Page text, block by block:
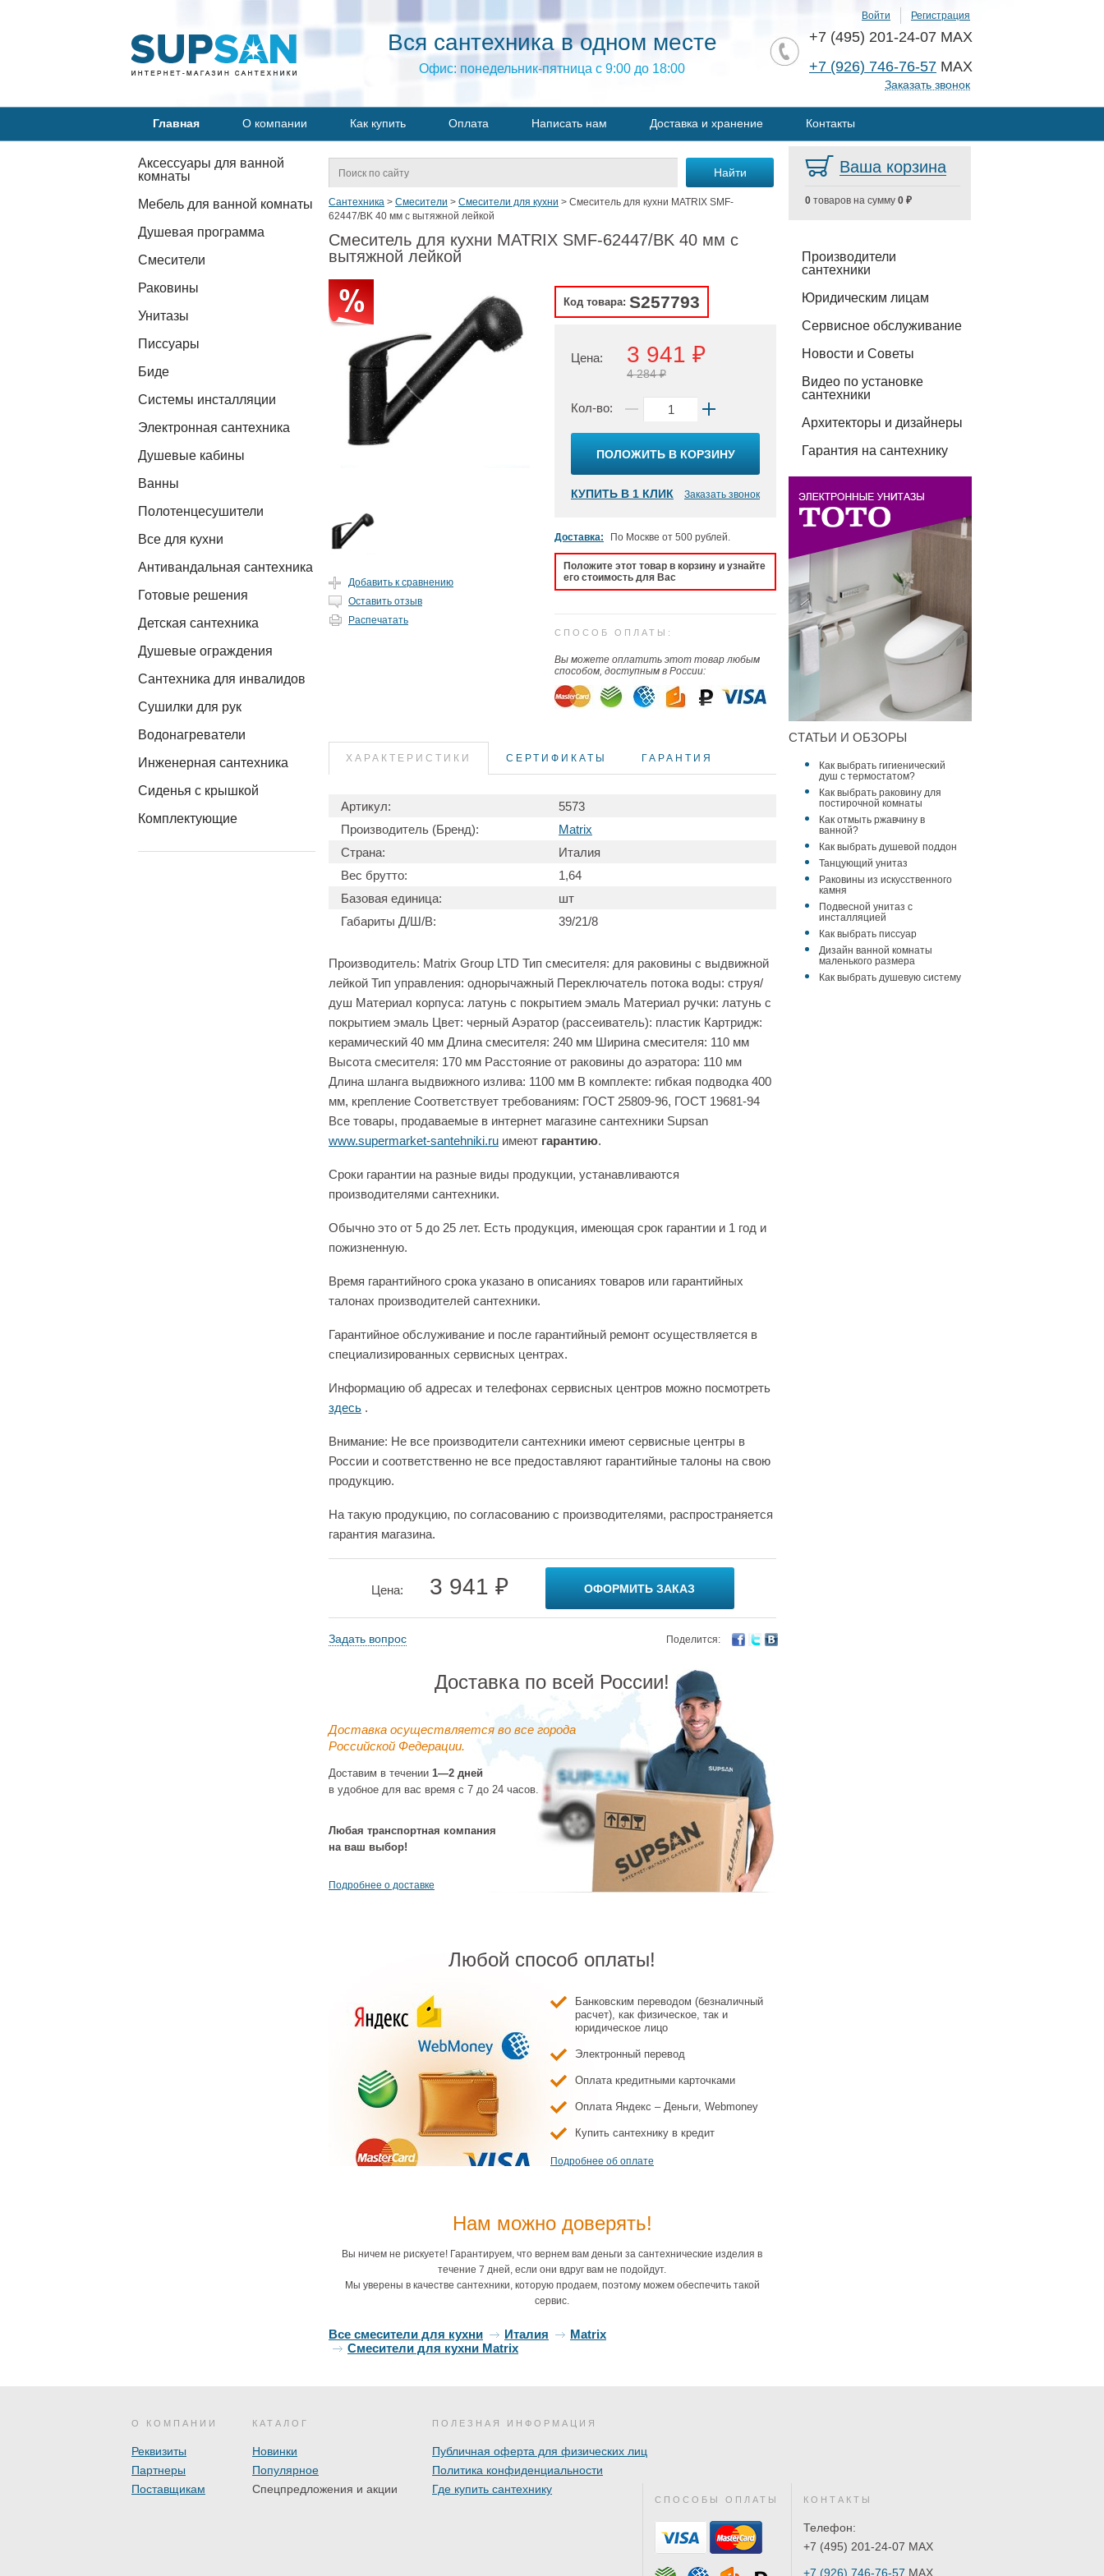
Вся сантехника в одном месте
Офис: понедельник-пятница с 9:00 до 18:00
Войти Регистрация
+7 (495) 201-24-07 MAX
+7 (926) 746-76-57 MAX
Заказать звонок
Главная О компании Как купить Оплата Написать нам Доставка и хранение Контакты
Аксессуары для ванной
комнаты
Мебель для ванной комнаты
Душевая программа
Смесители
Раковины
Унитазы
Писсуары
Биде
Системы инсталляции
Электронная сантехника
Душевые кабины
Ванны
Полотенцесушители
Все для кухни
Антивандальная сантехника
Готовые решения
Детская сантехника
Душевые ограждения
Сантехника для инвалидов
Сушилки для рук
Водонагреватели
Инженерная сантехника
Сиденья с крышкой
Комплектующие
Сантехника > Смесители > Смесители для кухни > Смеситель для кухни MATRIX SMF-
62447/BK 40 мм с вытяжной лейкой
Смеситель для кухни MATRIX SMF-62447/BK 40 мм с
вытяжной лейкой
Добавить к сравнению
Оставить отзыв
Распечатать
Код товара: S257793
Цена: 3 941 ₽
4 284 ₽
Кол-во:
ПОЛОЖИТЬ В КОРЗИНУ
КУПИТЬ В 1 КЛИК Заказать звонок
Доставка: По Москве от 500 рублей.
Положите этот товар в корзину и узнайте
его стоимость для Вас
СПОСОБ ОПЛАТЫ:
Вы можете оплатить этот товар любым
способом, доступным в России:
ХАРАКТЕРИСТИКИ СЕРТИФИКАТЫ ГАРАНТИЯ
Артикул:
5573
Производитель (Бренд):
Matrix
Страна:
Италия
Вес брутто:
1,64
Базовая единица:
шт
Габариты Д/Ш/В:
39/21/8
Производитель: Matrix Group LTD Тип смесителя: для раковины с выдвижной
лейкой Тип управления: однорычажный Переключатель потока воды: струя/
душ Материал корпуса: латунь с покрытием эмаль Материал ручки: латунь с
покрытием эмаль Цвет: черный Аэратор (рассеиватель): пластик Картридж:
керамический 40 мм Длина смесителя: 240 мм Ширина смесителя: 110 мм
Высота смесителя: 170 мм Расстояние от раковины до аэратора: 110 мм
Длина шланга выдвижного излива: 1100 мм В комплекте: гибкая подводка 400
мм, крепление Соответствует требованиям: ГОСТ 25809-96, ГОСТ 19681-94
Все товары, продаваемые в интернет магазине сантехники Supsan
www.supermarket-santehniki.ru имеют гарантию.
Сроки гарантии на разные виды продукции, устанавливаются
производителями сантехники.
Обычно это от 5 до 25 лет. Есть продукция, имеющая срок гарантии и 1 год и
пожизненную.
Время гарантийного срока указано в описаниях товаров или гарантийных
талонах производителей сантехники.
Гарантийное обслуживание и после гарантийный ремонт осуществляется в
специализированных сервисных центрах.
Информацию об адресах и телефонах сервисных центров можно посмотреть
здесь .
Внимание: Не все производители сантехники имеют сервисные центры в
России и соответственно не все предоставляют гарантийные талоны на свою
продукцию.
На такую продукцию, по согласованию с производителями, распространяется
гарантия магазина.
Цена: 3 941 ₽ ОФОРМИТЬ ЗАКАЗ
Задать вопрос Поделится:
Доставка по всей России!
Доставка осуществляется во все города
Российской Федерации.
Доставим в течении 1—2 дней
в удобное для вас время с 7 до 24 часов.
Любая транспортная компания
на ваш выбор!
Подробнее о доставке
Любой способ оплаты!
Банковским переводом (безналичный
расчет), как физическое, так и
юридическое лицо
Электронный перевод
Оплата кредитными карточками
Оплата Яндекс – Деньги, Webmoney
Купить сантехнику в кредит
Подробнее об оплате
Нам можно доверять!
Вы ничем не рискуете! Гарантируем, что вернем вам деньги за сантехнические изделия в
течение 7 дней, если они вдруг вам не подойдут.
Мы уверены в качестве сантехники, которую продаем, поэтому можем обеспечить такой
сервис.
Все смесители для кухни Италия
Matrix
Смесители для кухни Matrix
Ваша корзина
0 товаров на сумму 0 ₽
Производители
сантехники
Юридическим лицам
Сервисное обслуживание
Новости и Советы
Видео по установке
сантехники
Архитекторы и дизайнеры
Гарантия на сантехнику
СТАТЬИ И ОБЗОРЫ
Как выбрать гигиенический
душ с термостатом?
Как выбрать раковину для
постирочной комнаты
Как отмыть ржавчину в
ванной?
Как выбрать душевой поддон
Танцующий унитаз
Раковины из искусственного
камня
Подвесной унитаз с
инсталляцией
Как выбрать писсуар
Дизайн ванной комнаты
маленького размера
Как выбрать душевую систему
О КОМПАНИИ
Реквизиты
Партнеры
Поставщикам
КАТАЛОГ
Новинки
Популярное
Спецпредложения и акции
ПОЛЕЗНАЯ ИНФОРМАЦИЯ
Публичная оферта для физических лиц
Политика конфиденциальности
Где купить сантехнику
СПОСОБЫ ОПЛАТЫ КОНТАКТЫ
Телефон:
+7 (495) 201-24-07 MAX
+7 (926) 746-76-57 MAX